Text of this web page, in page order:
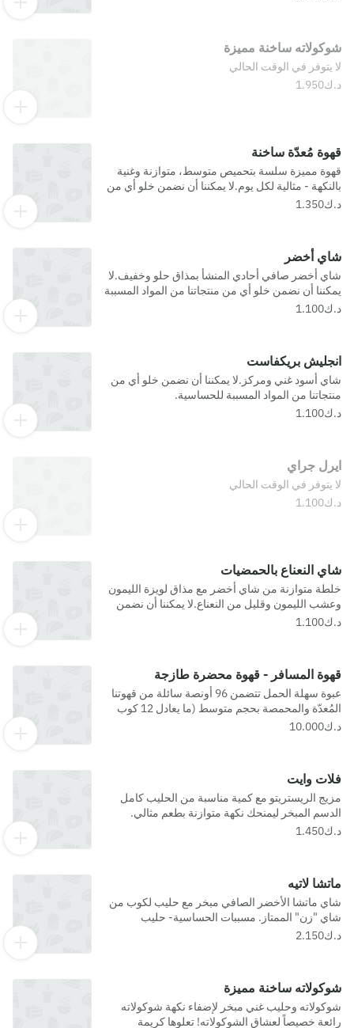
شوكولاته ساخنة مميزة
لا يتوفر في الوقت الحالي
قهوة مُعدّة ساخنة
قهوة مميزة سلسة بتحميص متوسط، متوازنة وغنية
بالنكهة - مثالية لكل يوم.لا يمكننا أن نضمن خلو أي من
منتجاتنا من المواد المسببة للحساسية.
شاي أخضر
شاي أخضر صافي أحادي المنشأ بمذاق حلو وخفيف.لا
يمكننا أن نضمن خلو أي من منتجاتنا من المواد المسببة
للحساسية.
انجليش بريكفاست
شاي أسود غني ومركز.لا يمكننا أن نضمن خلو أي من
منتجاتنا من المواد المسببة للحساسية.
ايرل جراي
لا يتوفر في الوقت الحالي
شاي النعناع بالحمضيات
خلطة متوازنة من شاي أخضر مع مذاق لويزة الليمون
وعشب الليمون وقليل من النعناع.لا يمكننا أن نضمن
خلو أي من منتجاتنا من المواد المسببة للحساسية.
قهوة المسافر - قهوة محضرة طازجة
عبوة سهلة الحمل تتضمن 96 أونصة سائلة من قهوتنا
المُعدّة والمحمصة بحجم متوسط (ما يعادل 12 كوب
صغير) - وهي خيار مثالي للجمعات أو النزهات أو أي
فلات وايت
مزيج الريستريتو مع كمية مناسبة من الحليب كامل
الدسم المبخر ليمنحك نكهة متوازنة بطعم مثالي.
ماتشا لاتيه
شاي ماتشا الأخضر الصافي مبخر مع حليب لكوب من
شاي "زن" الممتاز. مسببات الحساسية- حليب
شوكولاته ساخنة مميزة
شوكولاته وحليب غني مبخر لإضفاء نكهة شوكولاته
رائعة خصيصاً لعشاق الشوكولاته! تعلوها كريمة